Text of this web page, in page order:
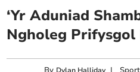
‘Yr Aduniad
Ngholeg Prifysgol